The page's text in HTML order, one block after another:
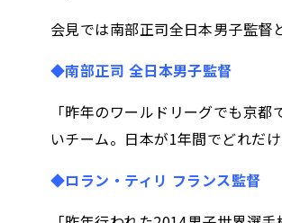
会見では南部正司全日本男子監督
◆南部正司 全日本男子監督
「昨年のワールドリーグでも京
いチーム。日本が1年間でどれだ
◆ロラン・ティリ フランス監督